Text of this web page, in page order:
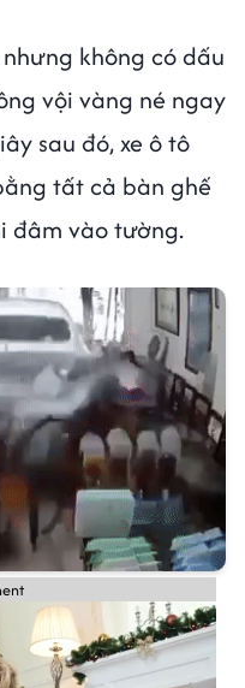
không có dấu
vội vàng né ngay
sau đó, xe ô tô
tất cả bàn ghế
đâm vào tường.